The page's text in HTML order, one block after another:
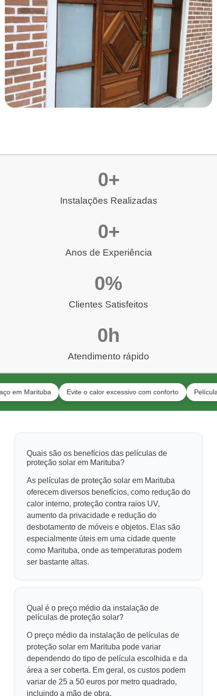
Instalações Realizadas
0+
Anos de Experiência
0+
Clientes Satisfeitos
0%
Atendimento rápido
0h
Evite o calor excessivo com conforto Películas para
Quais são os benefícios das películas de
proteção solar em Marituba?
As películas de proteção solar em Marituba
oferecem diversos benefícios, como redução do
calor interno, proteção contra raios UV,
aumento da privacidade e redução do
desbotamento de móveis e objetos. Elas são
especialmente úteis em uma cidade quente
como Marituba, onde as temperaturas podem
ser bastante altas.
Qual é o preço médio da instalação de
películas de proteção solar?
O preço médio da instalação de películas de
proteção solar em Marituba pode variar
dependendo do tipo de película escolhida e da
área a ser coberta. Em geral, os custos podem
variar de 25 a 50 euros por metro quadrado,
incluindo a mão de obra.